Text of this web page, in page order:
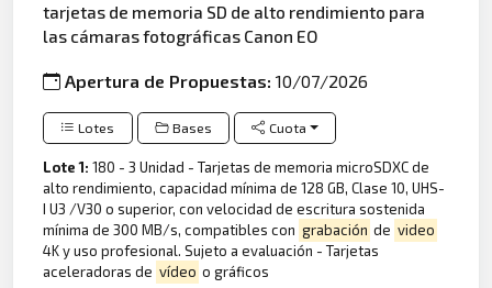
tarjetas de memoria SD de alto rendimiento para
las cámaras fotográficas Canon EO
Apertura de Propuestas:10/07/2026
Lotes Bases Cuota
Lote 1:180 - 3 Unidad - Tarjetas de memoria microSDXC de
alto rendimiento, capacidad mínima de 128 GB, Clase 10, UHS-
I U3 /V30 o superior, con velocidad de escritura sostenida
mínima de 300 MB/s, compatibles con grabación de video
4K y uso profesional. Sujeto a evaluación - Tarjetas
aceleradoras de vídeo o gráficos